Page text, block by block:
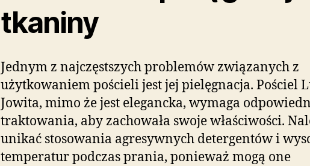
tkaniny
Jednym z najczęstszych problemów związanych z
użytkowaniem pościeli jest jej pielęgnacja. Pościel
Jowita, mimo że jest elegancka, wymaga
traktowania, aby zachowała swoje właściwości.
unikać stosowania agresywnych detergentów i
temperatur podczas prania, ponieważ mogą one